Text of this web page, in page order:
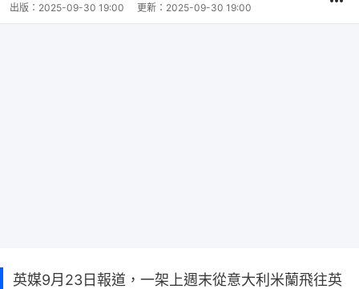
出版： 2025-09-30 19:00 更新： 2025-09-30 19:00
英媒9月23日報道，一架上週末從意大利米蘭飛往英